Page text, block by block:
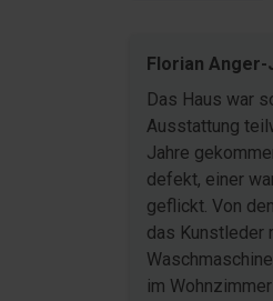
Florian Anger-
Das Haus war
Ausstattung
Jahre
defekt, einer
geflickt. Von
das Kunstleder
im